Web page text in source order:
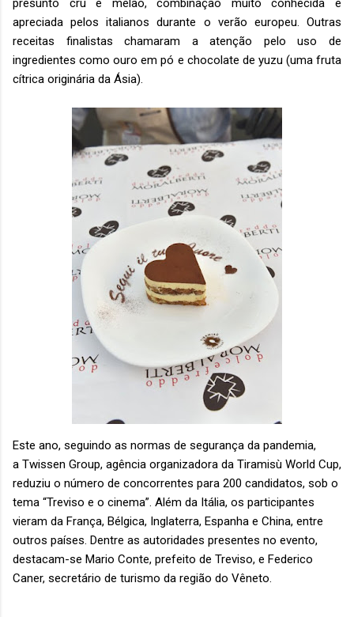
presunto cru e melão, combinação muito conhecida e
apreciada pelos italianos durante o verão europeu. Outras
receitas finalistas chamaram a atenção pelo uso de
ingredientes como ouro em pó e chocolate de yuzu (uma fruta
cítrica originária da Ásia).
Este ano, seguindo as normas de segurança da pandemia,
a Twissen Group, agência organizadora da Tiramisù World Cup,
reduziu o número de concorrentes para 200 candidatos, sob o
tema “Treviso e o cinema”. Além da Itália, os participantes
vieram da França, Bélgica, Inglaterra, Espanha e China, entre
outros países. Dentre as autoridades presentes no evento,
destacam-se Mario Conte, prefeito de Treviso, e Federico
Caner, secretário de turismo da região do Vêneto.